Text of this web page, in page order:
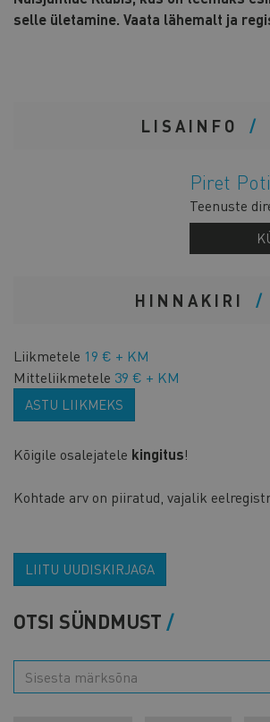
selle ületamine. Vaata lähemalt ja
LISAINFO
Piret
Teenuste
HINNAKIRI
Liikmetele 19 € + KM
Mitteliikmetele 39 € + KM
ASTU LIIKMEKS
Kõigile osalejatele kingitus!
Kohtade arv on piiratud, vajalik
LIITU UUDISKIRJAGA
OTSI SÜNDMUST